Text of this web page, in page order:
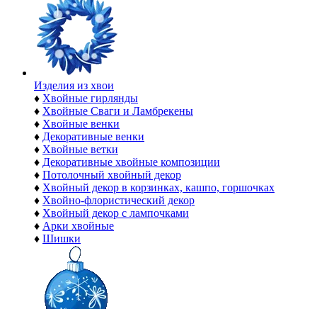
Изделия из хвои
♦ Хвойные гирлянды
♦ Хвойные Сваги и Ламбрекены
♦ Хвойные венки
♦ Декоративные венки
♦ Хвойные ветки
♦ Декоративные хвойные композиции
♦ Потолочный хвойный декор
♦ Хвойный декор в корзинках, кашпо, горшочках
♦ Хвойно-флористический декор
♦ Хвойный декор с лампочками
♦ Арки хвойные
♦ Шишки